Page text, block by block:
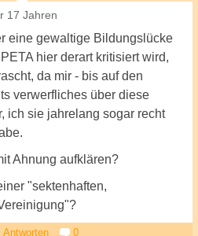
17 Jahren
eine gewaltige Bildungslücke
hier derart kritisiert wird,
da mir - bis auf den
verwerfliches über diese
ich sie jahrelang sogar recht
Ahnung aufklären?
"sektenhaften,
Antworten 0